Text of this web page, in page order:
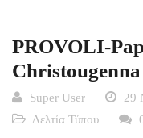
PROVOLI-
Christougenna
Super User
29
Δελτία Τύπου